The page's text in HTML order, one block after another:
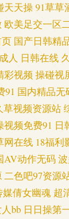
婷成人无码视
超碰98人人草
影院 亚洲AV福
bb 欧亚美日
国产精品深夜
级 91福利短视
色色情软件 狼
天天操91草草
欧美足交一区
国产日韩精
人 日韩在线
彩视频 操碰视
91 国内精品无
草视频资源站
视频免费91 日
网在线 18福利
AV动作无码
二色吧97资源
媒倩女幽魂 超
bb 日日操第